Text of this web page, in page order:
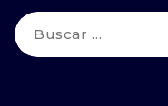
Buscar: